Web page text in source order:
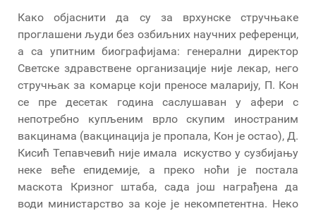
Како објаснити да су за врхунске стручњаке
проглашени људи без озбиљних научних референци,
а са упитним биографијама: генерални директор
Светске здравствене организације није лекар, него
стручњак за комарце који преносе маларију, П. Кон
се пре десетак година саслушаван у афери с
непотребно купљеним врло скупим иностраним
вакцинама (вакцинација је пропала, Кон је остао), Д.
Кисић Тепавчевић није имала искуство у сузбијању
неке веће епидемије, а преко ноћи је постала
маскота Кризног штаба, сада још награђена да
води министарство за које је некомпетентна. Неко